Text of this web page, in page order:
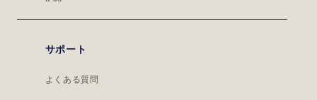
サポート
よくある質問